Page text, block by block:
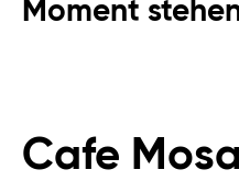
Moment
Cafe